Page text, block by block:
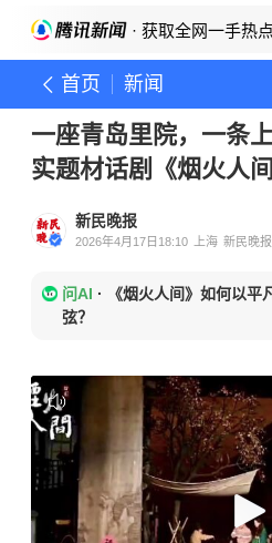
· 获取全网一手热点
首页 新闻
一座青岛里院，一条
实题材话剧《烟火人
新民晚报
2026年4月17日18:10 上海 新民晚
问AI ·
《烟火人间》如何以
弦？